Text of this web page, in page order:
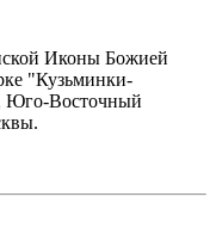
Иконы Божией
"Кузьминки-
Юго-Восточный